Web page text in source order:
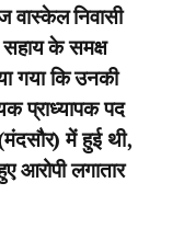
वास्केल निवासी
सहाय के समक्ष
गया कि उनकी
प्राध्यापक पद
में हुई थी,
आरोपी लगातार